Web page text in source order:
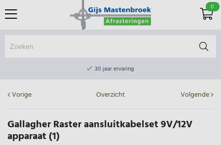
0
30 jaar ervaring
30 jaar ervaring
Elektrisch afrasteringsmateriaal gratis verzending vanaf €75
Vorige Overzicht Volgende
Gallagher Raster aansluitkabelset 9V/12V
apparaat (1)